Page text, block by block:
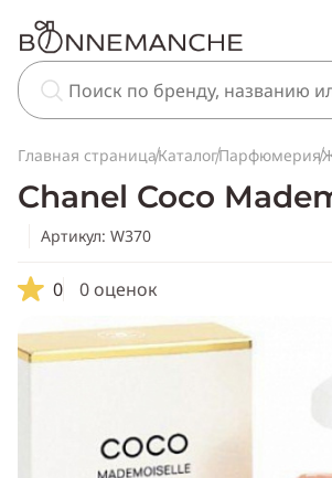
Главная страницаКаталогПарфюмерия
Chanel Coco
Артикул: W370
0 0 оценок